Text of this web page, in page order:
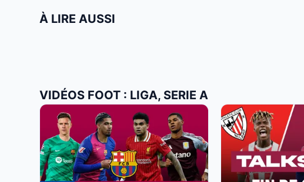
À LIRE AUSSI
VIDÉOS FOOT : LIGA, SERIE A